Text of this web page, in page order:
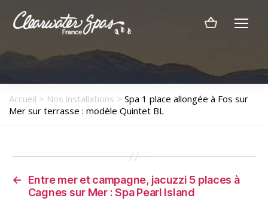
Spas
Accueil > Nos installations > Spa 1 place allongée à Fos sur
Mer sur terrasse : modèle Quintet BL
←
Entre mer et campagne, jacuzzi 5 places à
Cagnes sur Mer : Spa Pearl Island